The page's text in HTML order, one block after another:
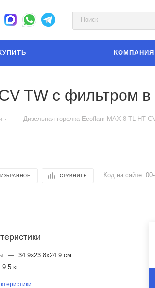
КОМПАНИЯ
TW с фильтром в
— Дизельная горелка Ecoflam MAX 8 TL HT
СРАВНИТЬ Код на сайте:
—
34.9x23.8x24.9 см
9.5 кг